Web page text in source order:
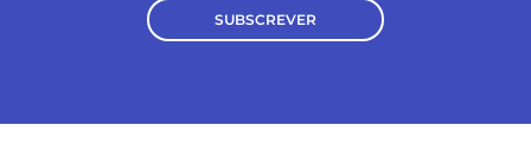
SUBSCREVER